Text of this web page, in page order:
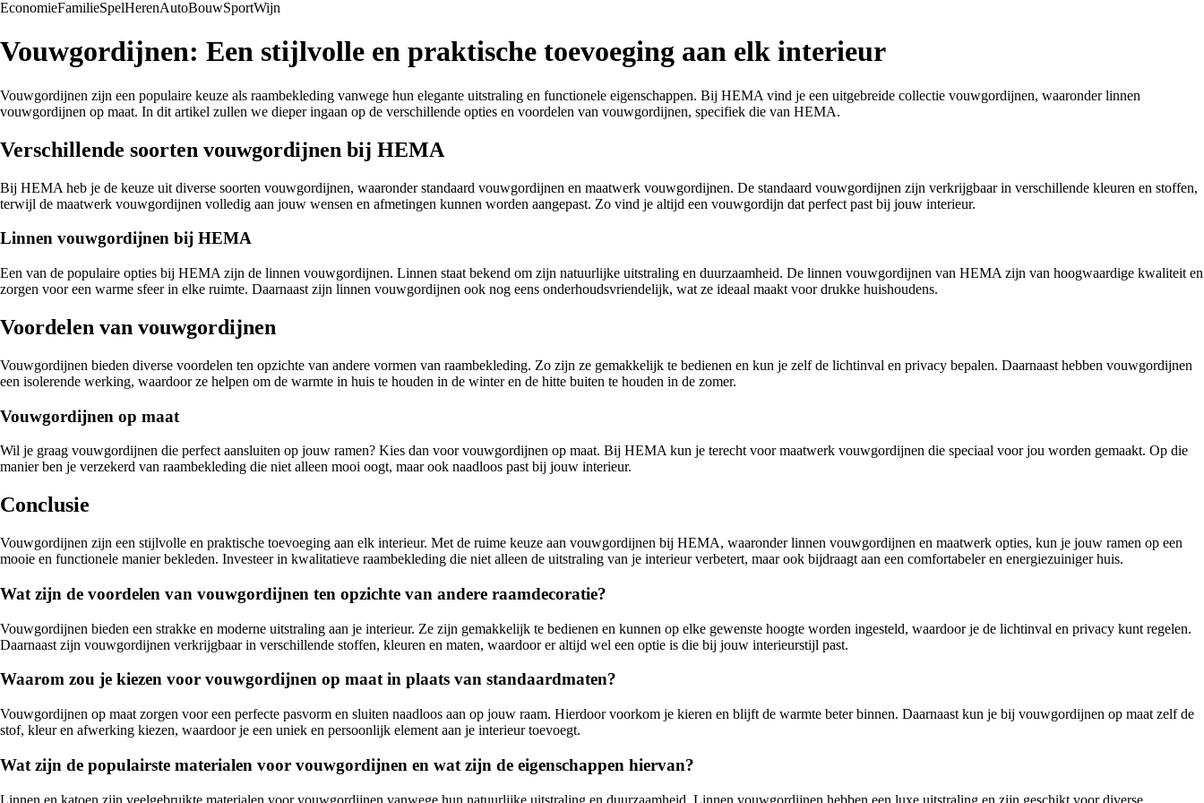
EconomieFamilieSpelHerenAutoBouwSportWijn
Vouwgordijnen: Een stijlvolle en praktische toevoeging aan elk interieur
Vouwgordijnen zijn een populaire keuze als raambekleding vanwege hun elegante uitstraling en functionele eigenschappen. Bij HEMA vind je een uitgebreide collectie vouwgordijnen, waaronder linnen
vouwgordijnen op maat. In dit artikel zullen we dieper ingaan op de verschillende opties en voordelen van vouwgordijnen, specifiek die van HEMA.
Verschillende soorten vouwgordijnen bij HEMA
Bij HEMA heb je de keuze uit diverse soorten vouwgordijnen, waaronder standaard vouwgordijnen en maatwerk vouwgordijnen. De standaard vouwgordijnen zijn verkrijgbaar in verschillende kleuren en stoffen,
terwijl de maatwerk vouwgordijnen volledig aan jouw wensen en afmetingen kunnen worden aangepast. Zo vind je altijd een vouwgordijn dat perfect past bij jouw interieur.
Linnen vouwgordijnen bij HEMA
Een van de populaire opties bij HEMA zijn de linnen vouwgordijnen. Linnen staat bekend om zijn natuurlijke uitstraling en duurzaamheid. De linnen vouwgordijnen van HEMA zijn van hoogwaardige kwaliteit en
zorgen voor een warme sfeer in elke ruimte. Daarnaast zijn linnen vouwgordijnen ook nog eens onderhoudsvriendelijk, wat ze ideaal maakt voor drukke huishoudens.
Voordelen van vouwgordijnen
Vouwgordijnen bieden diverse voordelen ten opzichte van andere vormen van raambekleding. Zo zijn ze gemakkelijk te bedienen en kun je zelf de lichtinval en privacy bepalen. Daarnaast hebben vouwgordijnen
een isolerende werking, waardoor ze helpen om de warmte in huis te houden in de winter en de hitte buiten te houden in de zomer.
Vouwgordijnen op maat
Wil je graag vouwgordijnen die perfect aansluiten op jouw ramen? Kies dan voor vouwgordijnen op maat. Bij HEMA kun je terecht voor maatwerk vouwgordijnen die speciaal voor jou worden gemaakt. Op die
manier ben je verzekerd van raambekleding die niet alleen mooi oogt, maar ook naadloos past bij jouw interieur.
Conclusie
Vouwgordijnen zijn een stijlvolle en praktische toevoeging aan elk interieur. Met de ruime keuze aan vouwgordijnen bij HEMA, waaronder linnen vouwgordijnen en maatwerk opties, kun je jouw ramen op een
mooie en functionele manier bekleden. Investeer in kwalitatieve raambekleding die niet alleen de uitstraling van je interieur verbetert, maar ook bijdraagt aan een comfortabeler en energiezuiniger huis.
Wat zijn de voordelen van vouwgordijnen ten opzichte van andere raamdecoratie?
Vouwgordijnen bieden een strakke en moderne uitstraling aan je interieur. Ze zijn gemakkelijk te bedienen en kunnen op elke gewenste hoogte worden ingesteld, waardoor je de lichtinval en privacy kunt regelen.
Daarnaast zijn vouwgordijnen verkrijgbaar in verschillende stoffen, kleuren en maten, waardoor er altijd wel een optie is die bij jouw interieurstijl past.
Waarom zou je kiezen voor vouwgordijnen op maat in plaats van standaardmaten?
Vouwgordijnen op maat zorgen voor een perfecte pasvorm en sluiten naadloos aan op jouw raam. Hierdoor voorkom je kieren en blijft de warmte beter binnen. Daarnaast kun je bij vouwgordijnen op maat zelf de
stof, kleur en afwerking kiezen, waardoor je een uniek en persoonlijk element aan je interieur toevoegt.
Wat zijn de populairste materialen voor vouwgordijnen en wat zijn de eigenschappen hiervan?
Linnen en katoen zijn veelgebruikte materialen voor vouwgordijnen vanwege hun natuurlijke uitstraling en duurzaamheid. Linnen vouwgordijnen hebben een luxe uitstraling en zijn geschikt voor diverse